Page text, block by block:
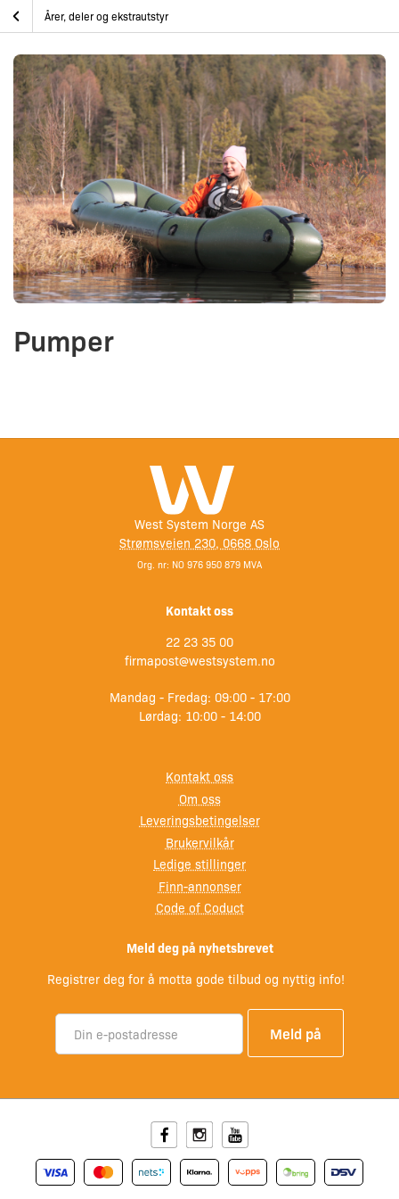
Skip
to
content
Hjem
Packraft
Årer, deler og ekstrautstyr
Pumper
Pumper
West System Norge AS
Strømsveien 230, 0668 Oslo
Org. nr: NO 976 950 879 MVA
Kontakt oss
22 23 35 00
firmapost@westsystem.no
Mandag - Fredag: 09:00 - 17:00
Lørdag: 10:00 - 14:00
Kontakt oss
Om oss
Leveringsbetingelser
Brukervilkår
Ledige stillinger
Finn-annonser
Code of Coduct
Meld deg på nyhetsbrevet
Registrer deg for å motta gode tilbud og nyttig info!
FacebookInstagramYoutube